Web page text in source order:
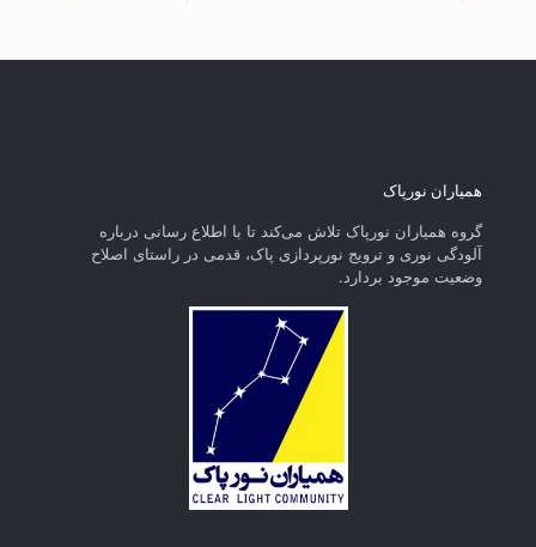
همیاران نورپاک
گروه همیاران نورپاک تلاش می‌کند تا با اطلاع رسانی درباره
آلودگی نوری و ترویج نورپردازی پاک، قدمی در راستای‌ اصلاح
وضعیت موجود بردارد.